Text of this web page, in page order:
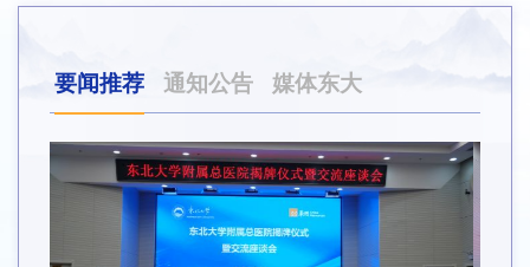
要闻推荐 通知公告 媒体东大